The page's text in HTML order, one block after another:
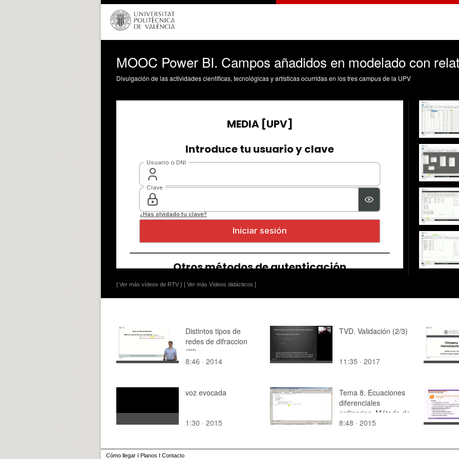
MOOC Power BI. Campos añadidos en modelado con
Divulgación de las actividades científicas, tecnológicas y artísticas ocurridas en los tres campus de la UPV
[ Ver más vídeos de RTV ] [ Ver más Vídeos didácticos ]
Distintos tipos de
redes de difraccion
(III)
8:46 · 2014
TVD. Validación (2/3)
11:35 · 2017
voz evocada
1:30 · 2015
Tema 8. Ecuaciones
diferenciales
ordinarias. Método de
Euler modificado.
8:48 · 2015
Cómo llegar I Planos I Contacto